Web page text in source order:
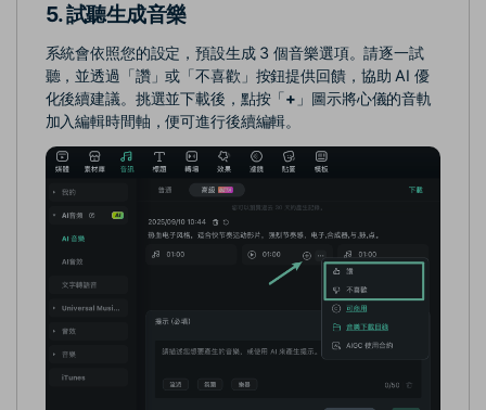
5. 試聽生成音樂
系統會依照您的設定，預設生成 3 個音樂選項。請逐一試
聽，並透過「讚」或「不喜歡」按鈕提供回饋，協助 AI 優
化後續建議。挑選並下載後，點按「+ 」圖示將心儀的音軌
加入編輯時間軸，便可進行後續編輯。